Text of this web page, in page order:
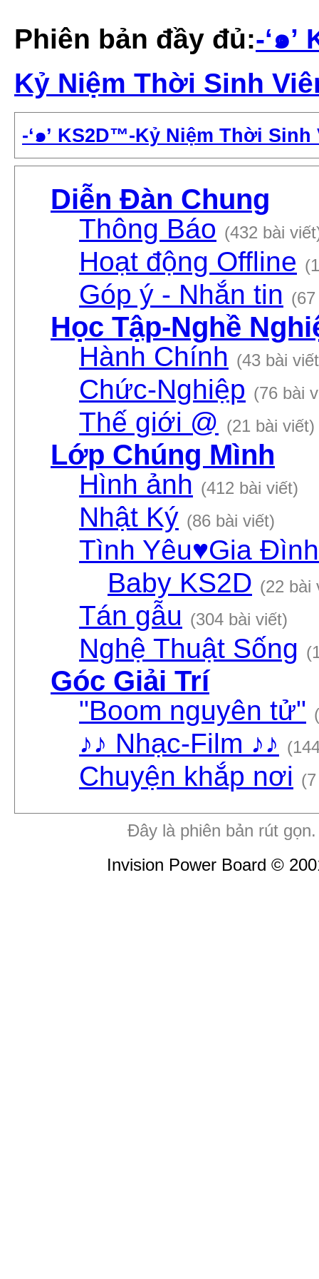
Phiên bản đầy đủ:-‘๑’
Kỷ Niệm Thời Sinh
-‘๑’ KS2D™-Kỷ Niệm Thời Sinh
Diễn Đàn Chung
Thông Báo (432 bài
Hoạt động Offline
Góp ý - Nhắn tin
Học Tập-Nghề
Hành Chính (43 bài
Chức-Nghiệp (76 bài
Thế giới @ (21 bài viết)
Lớp Chúng Mình
Hình ảnh (412 bài viết)
Nhật Ký (86 bài viết)
Tình Yêu♥Gia Đình
Baby KS2D (22 bài
Tán gẫu (304 bài viết)
Nghệ Thuật Sống
Góc Giải Trí
"Boom nguyên tử"
♪♪ Nhạc-Film ♪♪
Chuyện khắp nơi
Đây là phiên bản rút
Invision Power Board ©